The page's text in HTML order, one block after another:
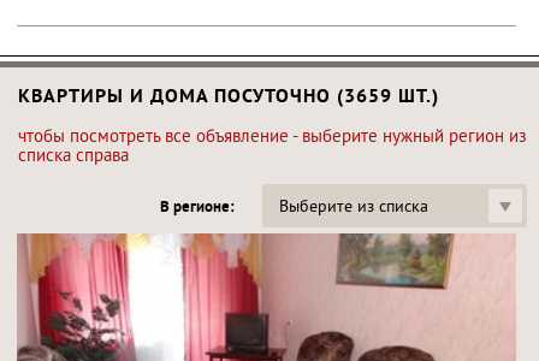
КВАРТИРЫ И ДОМА ПОСУТОЧНО (3659 ШТ.)
чтобы посмотреть все объявление - выберите нужный регион из
списка справа
В регионе: Выберите из списка